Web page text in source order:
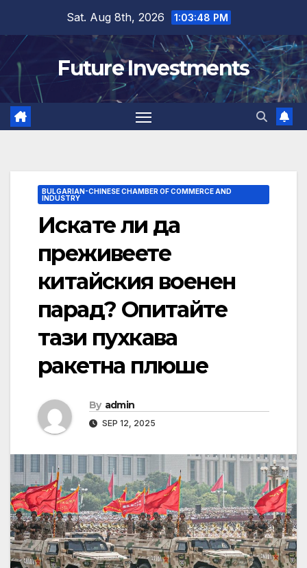
content
Sat. Aug 8th, 2026 1:03:49 PM
Future Investments
BULGARIAN-CHINESE CHAMBER OF COMMERCE AND
INDUSTRY
Искате ли да
преживеете
китайския военен
парад? Опитайте
тази пухкава
ракетна плюше
By admin
SEP 12, 2025